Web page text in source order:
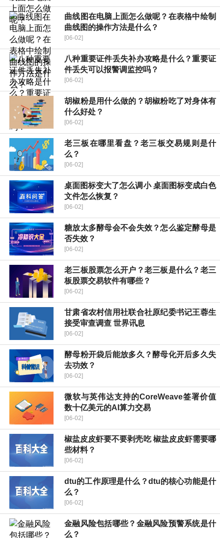
曲线图在电脑上面怎么做呢？在表格中绘制
曲线图的操作方法是什么？
[06-02]
八种重要证件丢失补办攻略是什么？重要证
件丢失可以报警调监控吗？
[06-02]
胡椒粉是用什么做的？胡椒粉吃了对身体有
什么好处？
[06-02]
老三板在哪里看盘？老三板交易规则是什
么？
[06-02]
桌面图标变大了怎么调小 桌面图标变成白色
文件怎么恢复？
[06-02]
糖放太多酵母会不会失效？怎么鉴定酵母是
否失效？
[06-02]
老三板股票怎么开户？老三板是什么？老三
板股票交易软件有哪些？
[06-02]
甘肃省农村信用社联合社原纪委书记王蓉生
接受审查调查 世界讯息
[06-02]
酵母粉开袋后能放多久？酵母化开后多久失
去功效？
[06-02]
微软与英伟达支持的CoreWeave签署价值
数十亿美元的AI算力交易
[06-02]
椒盐皮皮虾要不要剥壳吃 椒盐皮皮虾需要哪
些材料？
[06-02]
dtu的工作原理是什么？dtu的核心功能是什
么？
[06-02]
金融风险包括哪些？金融风险预警系统是什
么？